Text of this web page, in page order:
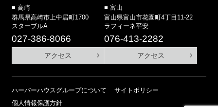
高崎
群馬県高崎市上中居町1700
スターブルA
027-386-8066
アクセス
富山
富山県富山市花園町4丁目11-22
ラフィーネ平安
076-413-2282
アクセス
ハーバーハウスグループについて
サイトポリシー
個人情報保護方針